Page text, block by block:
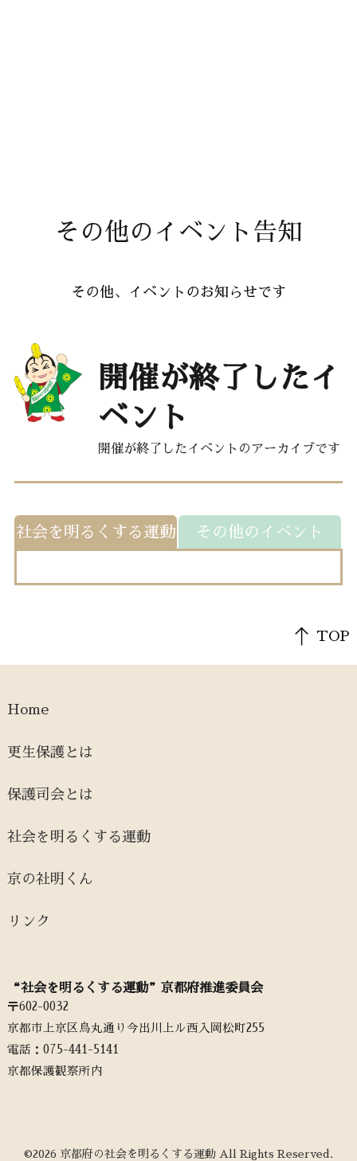
その他のイベント告知
その他、イベントのお知らせです
開催が終了したイ
ベント
開催が終了したイベントのアーカイブです
社会を明るくする運動 その他のイベント
TOP
Home
更生保護とは
保護司会とは
社会を明るくする運動
京の社明くん
リンク
“社会を明るくする運動”京都府推進委員会
〒602-0032
京都市上京区烏丸通り今出川上ル西入岡松町255
電話：‭075-441-5141‬
京都保護観察所内
©2026 京都府の社会を明るくする運動 All Rights Reserved.